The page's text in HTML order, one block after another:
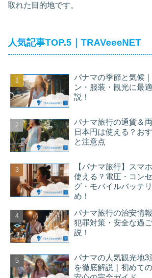
取れた目的地です。
人気記事TOP.5｜TRAVeeeNET
パナマの季節と気候
ン・服装・観光に最
説！
パナマ旅行の通貨＆
日本円は使える？お
と注意点
【パナマ旅行】スマ
使える？電圧・コン
グ・モバイルバッテ
め！
パナマ旅行の治安情
犯罪対策・安全な過
説！
パナマの人気観光地3
を徹底解説｜初めて